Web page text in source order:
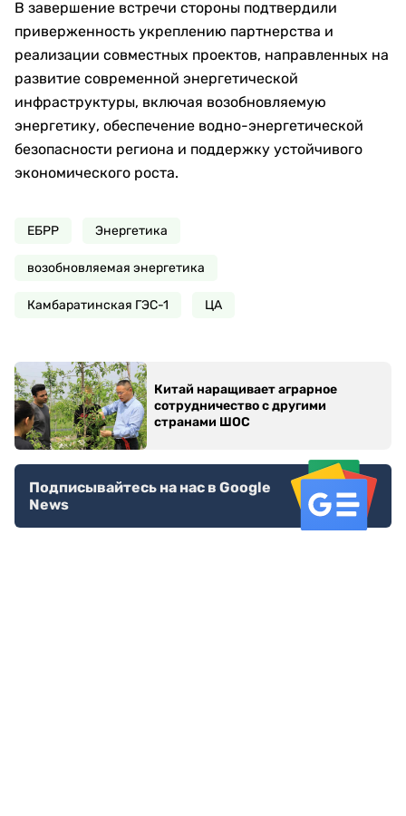
В завершение встречи стороны подтвердили
приверженность укреплению партнерства и
реализации совместных проектов, направленных на
развитие современной энергетической
инфраструктуры, включая возобновляемую
энергетику, обеспечение водно-энергетической
безопасности региона и поддержку устойчивого
экономического роста.
ЕБРР Энергетика
возобновляемая энергетика
Камбаратинская ГЭС-1 ЦА
Китай наращивает аграрное
сотрудничество с другими
странами ШОС
Подписывайтесь на нас в Google
News